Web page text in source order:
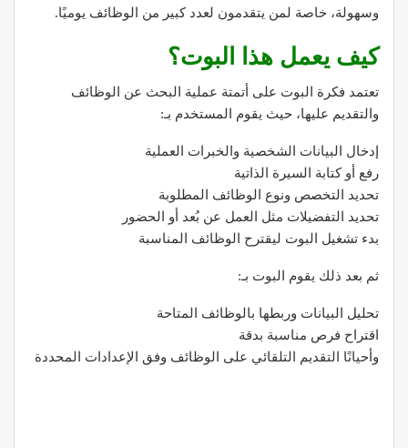
وسهولة، خاصة لمن يتقدمون لعدد كبير من الوظائف يوميًا.
كيف يعمل هذا البوت؟
تعتمد فكرة البوت على أتمتة عملية البحث عن الوظائف
والتقديم عليها، حيث يقوم المستخدم بـ:
إدخال البيانات الشخصية والخبرات العملية
رفع أو كتابة السيرة الذاتية
تحديد التخصص ونوع الوظائف المطلوبة
تحديد التفضيلات مثل العمل عن بُعد أو الحضور
بدء تشغيل البوت ليقترح الوظائف المناسبة
ثم بعد ذلك يقوم البوت بـ:
تحليل البيانات وربطها بالوظائف المتاحة
اقتراح فرص مناسبة بدقة
وأحيانًا التقديم التلقائي على الوظائف وفق الإعدادات المحددة